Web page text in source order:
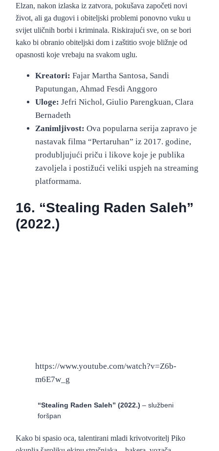
Elzan, nakon izlaska iz zatvora, pokušava započeti novi
život, ali ga dugovi i obiteljski problemi ponovno vuku u
svijet uličnih borbi i kriminala. Riskirajući sve, on se bori
kako bi obranio obiteljski dom i zaštitio svoje bližnje od
opasnosti koje vrebaju na svakom uglu.
Kreatori: Fajar Martha Santosa, Sandi
Paputungan, Ahmad Fesdi Anggoro
Uloge: Jefri Nichol, Giulio Parengkuan, Clara
Bernadeth
Zanimljivost: Ova popularna serija zapravo je
nastavak filma “Pertaruhan” iz 2017. godine,
produbljujući priču i likove koje je publika
zavoljela i postižući veliki uspjeh na streaming
platformama.
16. “Stealing Raden Saleh”
(2022.)
https://www.youtube.com/watch?v=Z6b-
m6E7w_g
“Stealing Raden Saleh” (2022.) – službeni
foršpan
Kako bi spasio oca, talentirani mladi krivotvoritelj Piko